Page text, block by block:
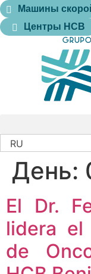
Машины
Центры HCB
RU
День:
El Dr.
lidera el
de